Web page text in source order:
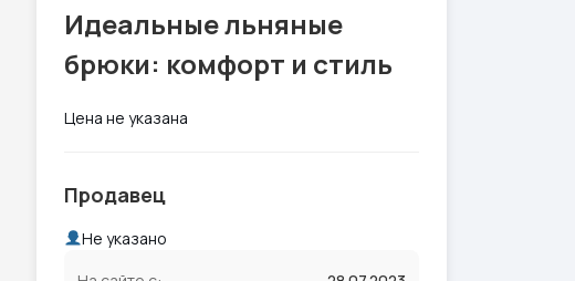
Идеальные льняные
брюки: комфорт и стиль
Цена не указана
Продавец
Не указано